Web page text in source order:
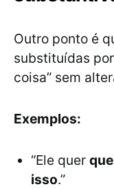
Outro ponto é
substituídas por
coisa” sem
Exemplos:
“Ele quer
isso.”